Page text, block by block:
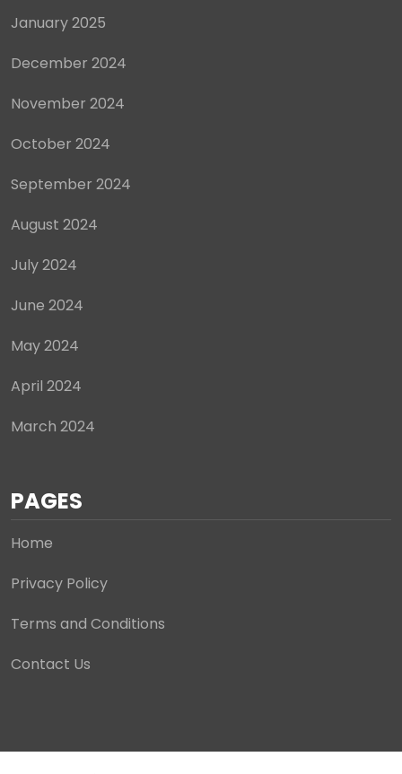
January 2025
December 2024
November 2024
October 2024
September 2024
August 2024
July 2024
June 2024
May 2024
April 2024
March 2024
PAGES
Home
Privacy Policy
Terms and Conditions
Contact Us